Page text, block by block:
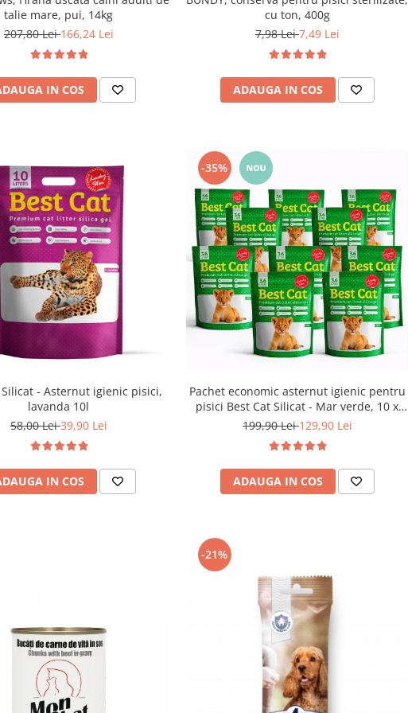
talie mare, pui, 14kg
207,80 Lei166,24 Lei
IN COS
cu ton, 400g
7,98 Lei7,49 Lei
ADAUGA IN COS
Silicat - Asternut igienic pisici,
lavanda 10l
58,00 Lei39,90 Lei
IN COS
-35%
Pachet economic asternut igienic pentru
pisici Best Cat Silicat - Mar verde, 10 x
3.6l
199,90 Lei129,90 Lei
ADAUGA IN COS
-21%